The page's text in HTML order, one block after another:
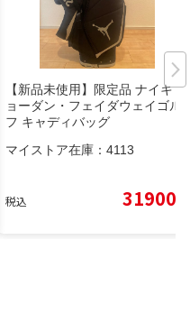
【新品未使用】限定品 ナイキ ジ
ョーダン・フェイダウェイゴル
フ キャディバッグ
マイストア在庫： 4113
税込 31900